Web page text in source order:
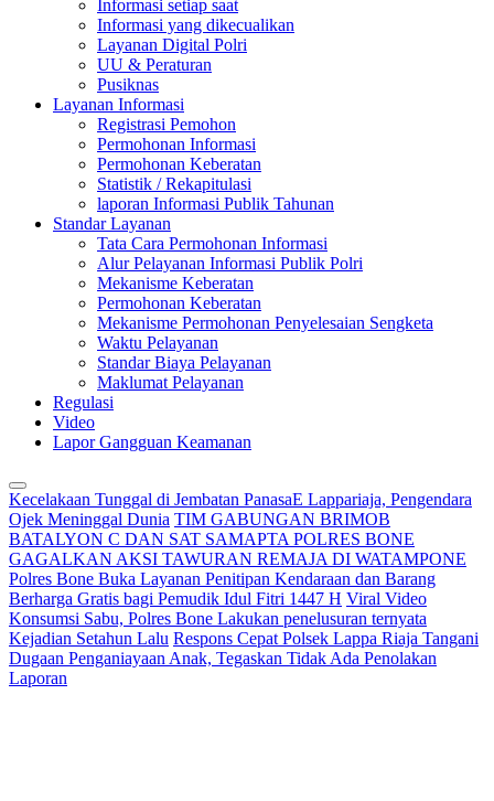
Informasi setiap saat
Informasi yang dikecualikan
Layanan Digital Polri
UU & Peraturan
Pusiknas
Layanan Informasi
Registrasi Pemohon
Permohonan Informasi
Permohonan Keberatan
Statistik / Rekapitulasi
laporan Informasi Publik Tahunan
Standar Layanan
Tata Cara Permohonan Informasi
Alur Pelayanan Informasi Publik Polri
Mekanisme Keberatan
Permohonan Keberatan
Mekanisme Permohonan Penyelesaian Sengketa
Waktu Pelayanan
Standar Biaya Pelayanan
Maklumat Pelayanan
Regulasi
Video
Lapor Gangguan Keamanan
Kecelakaan Tunggal di Jembatan PanasaE Lappariaja, Pengendara
Ojek Meninggal Dunia TIM GABUNGAN BRIMOB
BATALYON C DAN SAT SAMAPTA POLRES BONE
GAGALKAN AKSI TAWURAN REMAJA DI WATAMPONE
Polres Bone Buka Layanan Penitipan Kendaraan dan Barang
Berharga Gratis bagi Pemudik Idul Fitri 1447 H Viral Video
Konsumsi Sabu, Polres Bone Lakukan penelusuran ternyata
Kejadian Setahun Lalu Respons Cepat Polsek Lappa Riaja Tangani
Dugaan Penganiayaan Anak, Tegaskan Tidak Ada Penolakan
Laporan